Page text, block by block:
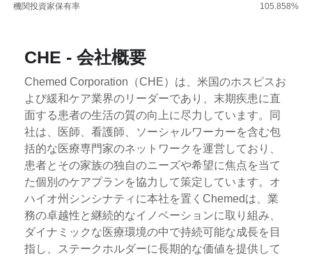
機関投資家保有率
105.858%
CHE - 会社概要
Chemed Corporation（CHE）は、米国のホスピスお
よび緩和ケア業界のリーダーであり、末期疾患に直
面する患者の生活の質の向上に尽力しています。同
社は、医師、看護師、ソーシャルワーカーを含む包
括的な医療専門家のネットワークを運営しており、
患者とその家族の独自のニーズや希望に焦点を当て
た個別のケアプランを協力して策定しています。オ
ハイオ州シンシナティに本社を置くChemedは、業
務の卓越性と継続的なイノベーションに取り組み、
ダイナミックな医療環境の中で持続可能な成長を目
指し、ステークホルダーに長期的な価値を提供して